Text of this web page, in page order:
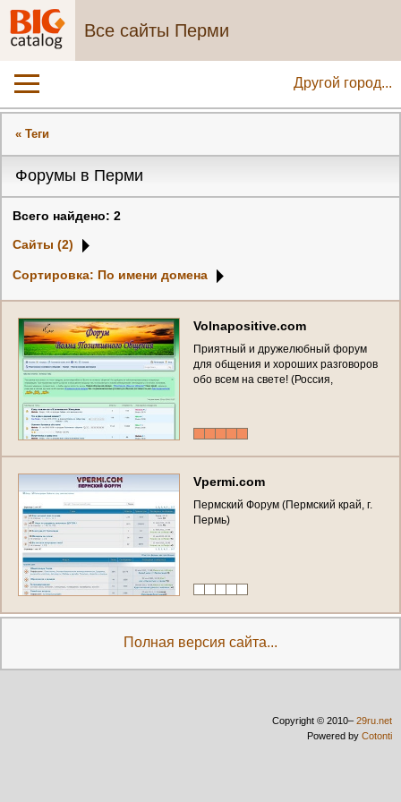
Все сайты Перми
Другой город...
« Теги
Форумы в Перми
Всего найдено: 2
Сайты (2)
Сортировка: По имени домена
Volnapositive.com
Приятный и дружелюбный форум
для общения и хороших разговоров
обо всем на свете! (Россия
Vpermi.com
Пермский Форум (Пермский край, г.
Пермь)
Полная версия сайта...
Copyright © 2010– 29ru.net
Powered by Cotonti